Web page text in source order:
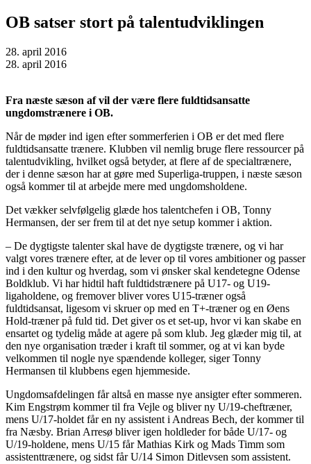
OB satser stort på talentudviklingen
28. april 2016
28. april 2016
Fra næste sæson af vil der være flere fuldtidsansatte
ungdomstrænere i OB.
Når de møder ind igen efter sommerferien i OB er det med flere
fuldtidsansatte trænere. Klubben vil nemlig bruge flere ressourcer på
talentudvikling, hvilket også betyder, at flere af de specialtrænere,
der i denne sæson har at gøre med Superliga-truppen, i næste sæson
også kommer til at arbejde mere med ungdomsholdene.
Det vækker selvfølgelig glæde hos talentchefen i OB, Tonny
Hermansen, der ser frem til at det nye setup kommer i aktion.
– De dygtigste talenter skal have de dygtigste trænere, og vi har
valgt vores trænere efter, at de lever op til vores ambitioner og passer
ind i den kultur og hverdag, som vi ønsker skal kendetegne Odense
Boldklub. Vi har hidtil haft fuldtidstrænere på U17- og U19-
ligaholdene, og fremover bliver vores U15-træner også
fuldtidsansat, ligesom vi skruer op med en T+-træner og en Øens
Hold-træner på fuld tid. Det giver os et set-up, hvor vi kan skabe en
ensartet og tydelig måde at agere på som klub. Jeg glæder mig til, at
den nye organisation træder i kraft til sommer, og at vi kan byde
velkommen til nogle nye spændende kolleger, siger Tonny
Hermansen til klubbens egen hjemmeside.
Ungdomsafdelingen får altså en masse nye ansigter efter sommeren.
Kim Engstrøm kommer til fra Vejle og bliver ny U/19-cheftræner,
mens U/17-holdet får en ny assistent i Andreas Bech, der kommer til
fra Næsby. Brian Arresø bliver igen holdleder for både U/17- og
U/19-holdene, mens U/15 får Mathias Kirk og Mads Timm som
assistenttrænere, og sidst får U/14 Simon Ditlevsen som assistent.